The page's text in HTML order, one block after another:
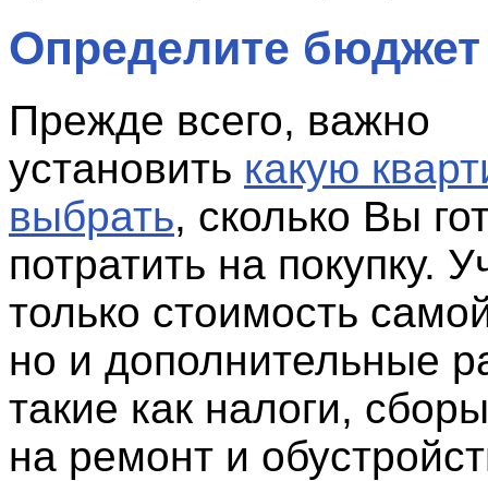
Определите бюджет
Прежде всего, важно
установить какую
выбрать, сколько Вы
потратить на покупку.
только стоимость
но и дополнительные
такие как налоги,
на ремонт и